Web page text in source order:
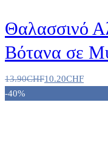
Θαλασσινό
Βότανα σε
13.90CHF10.20CHF
-40%